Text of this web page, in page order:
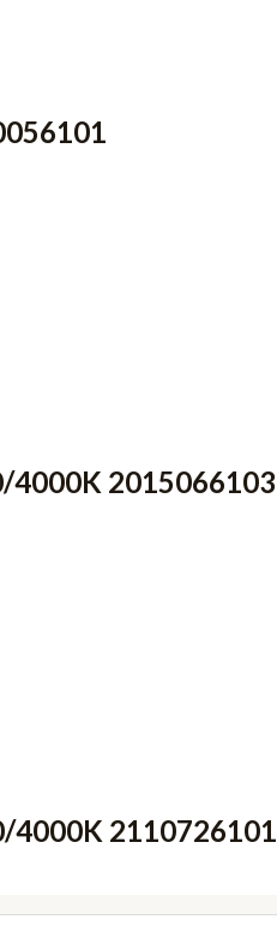
4000K 2015066103
4000K 2110726101